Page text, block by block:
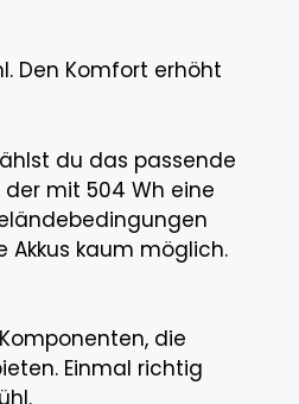
Den Komfort erhöht
du das passende
der mit 504 Wh eine
Akkus kaum möglich.
die
Einmal richtig